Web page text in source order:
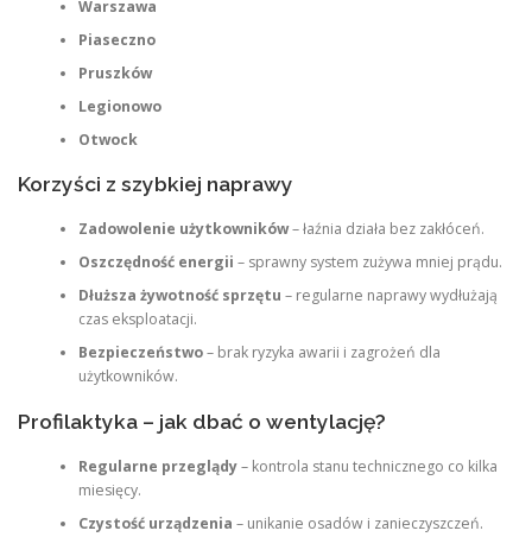
Warszawa
Piaseczno
Pruszków
Legionowo
Otwock
Korzyści z szybkiej naprawy
Zadowolenie użytkowników– łaźnia działa bez zakłóceń.
Oszczędność energii – sprawny system zużywa mniej prądu.
Dłuższa żywotność sprzętu – regularne naprawy wydłużają
czas eksploatacji.
Bezpieczeństwo– brak ryzyka awarii i zagrożeń dla
użytkowników.
Profilaktyka – jak dbać o wentylację?
Regularne przeglądy– kontrola stanu technicznego co kilka
miesięcy.
Czystość urządzenia – unikanie osadów i zanieczyszczeń.